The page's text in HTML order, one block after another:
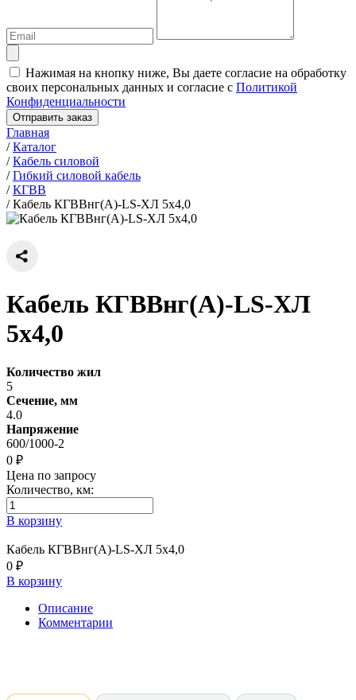
Нажимая на кнопку ниже, Вы даете согласие на обработку
своих персональных данных и согласие с Политикой
Конфиденциальности
Отправить заказ
Главная
/Каталог
/Кабель силовой
/Гибкий силовой кабель
/КГВВ
/Кабель КГВВнг(А)-LS-ХЛ 5х4,0
Кабель КГВВнг(А)-LS-ХЛ
5х4,0
Количество жил
5
Сечение, мм
4.0
Напряжение
600/1000-2
0 ₽
Цена по запросу
Количество, км:
В корзину
Кабель КГВВнг(А)-LS-ХЛ 5х4,0
0 ₽
В корзину
Описание
Комментарии